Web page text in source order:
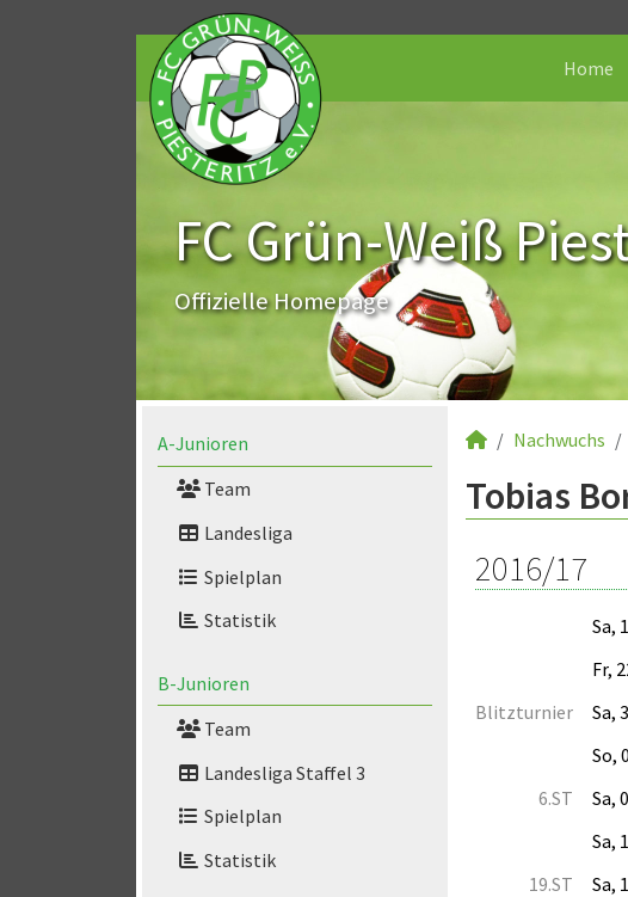
Home
FC Grün-Weiß
Offizielle Homepage
A-Junioren
Team
Landesliga
Spielplan
Statistik
B-Junioren
Team
Landesliga Staffel 3
Spielplan
Statistik
Nachwuchs
Tobias
2016/17
Sa,
Fr,
Blitzturnier
Sa,
So,
6.ST
Sa,
Sa,
19.ST
Sa,